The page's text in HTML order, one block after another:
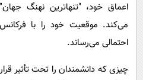
حوادث
دانلوداعماق خود، "تنهاترین نهنگ
احتمالی می‌رساند.
چیزی که دانشمندان را تحت تأثیر